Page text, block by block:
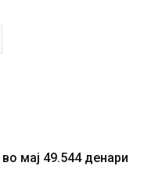
мај 49.544 денари